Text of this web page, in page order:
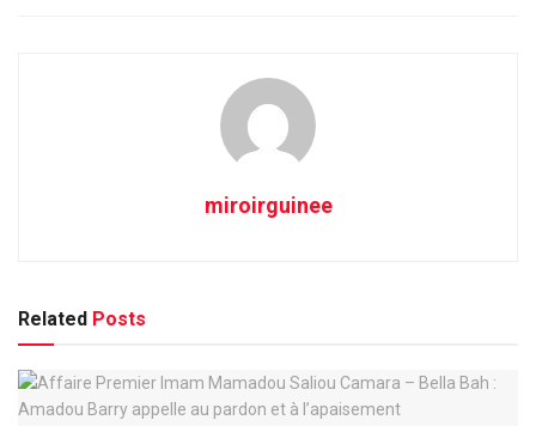
miroirguinee
Related Posts